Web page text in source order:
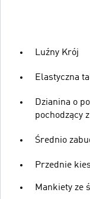
Luźny Krój
Elastyczna
Dzianina o
pochodzący
Średnio
Przednie
Mankiety ze